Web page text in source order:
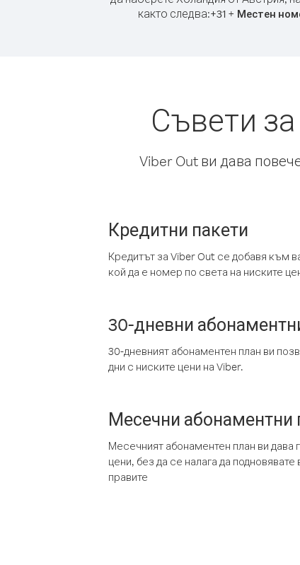
както следва:+31 + Местен
Съвети
Viber Out ви дава
Кредитни пакети
Кредитът за Viber Out се добавя към
кой да е номер по света на ниските
30-дневни
30-дневният абонаментен план ви
дни с ниските цени на Viber.
Месечни абонаментни
Месечният абонаментен план ви
цени, без да се налага да
правите